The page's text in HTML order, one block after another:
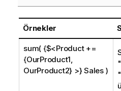
Örnekler
sum( {$<Product +=
{OurProduct1,
OurProduct2} >} Sales )
"
"